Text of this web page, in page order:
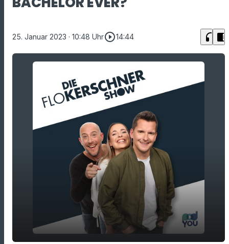
25. Januar 2023 · 10:48 Uhrplay_circle_outline14:44 headphones chrome_reader_mode